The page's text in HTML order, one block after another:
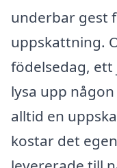
underbar gest
uppskattning.
födelsedag,
lysa upp
alltid en
kostar det